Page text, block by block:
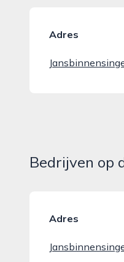
Adres
Bedrijven op
Adres